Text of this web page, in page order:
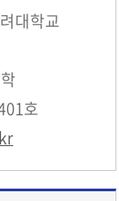
대학교
호